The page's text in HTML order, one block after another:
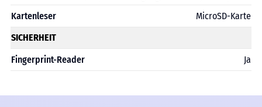
Kartenleser
MicroSD-Karte
SICHERHEIT
Fingerprint-Reader
Ja